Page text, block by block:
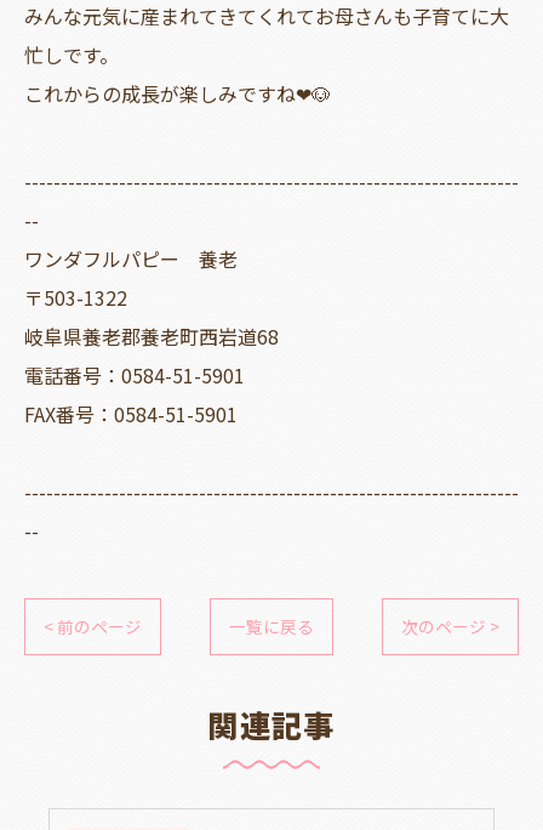
みんな元気に産まれてきてくれてお母さんも子育てに大
忙しです。
これからの成長が楽しみですね❤🐶
--------------------------------------------------------------------
--
ワンダフルパピー 養老
〒503-1322
岐阜県養老郡養老町西岩道68
電話番号：0584-51-5901
FAX番号：0584-51-5901
--------------------------------------------------------------------
--
< 前のページ 一覧に戻る 次のページ >
関連記事